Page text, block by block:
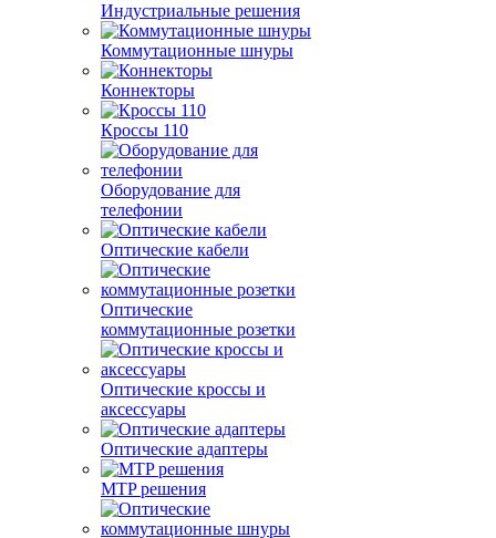
Индустриальные решения
Коммутационные шнуры
Коннекторы
Кроссы 110
Оборудование для
телефонии
Оптические кабели
Оптические
коммутационные розетки
Оптические кроссы и
аксессуары
Оптические адаптеры
MTP решения